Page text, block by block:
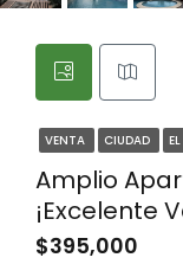
VENTA CIUDAD
Amplio
¡Excelente
$395,000